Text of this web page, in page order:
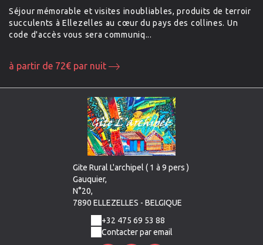
Séjour mémorable et visites inoubliables, produits de terroir
succulents à Ellezelles au cœur du pays des collines. Un
code d'accès vous sera communiq...
à partir de 72€ par nuit
Gite Rural L'archipel ( 1 à 9 pers )
Gauquier,
N°20,
7890 ELLEZELLES - BELGIQUE
+32 475 69 53 88
Contacter par email